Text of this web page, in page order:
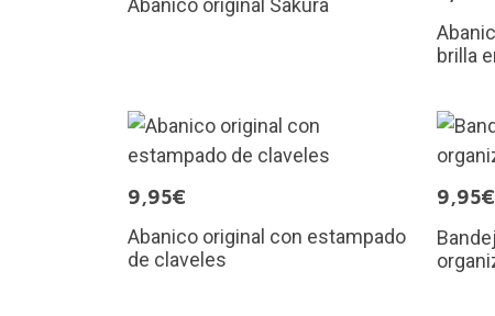
Abanico original Sakura
brilla
9,95€
Abanico original con estampado
de claveles
9,95€